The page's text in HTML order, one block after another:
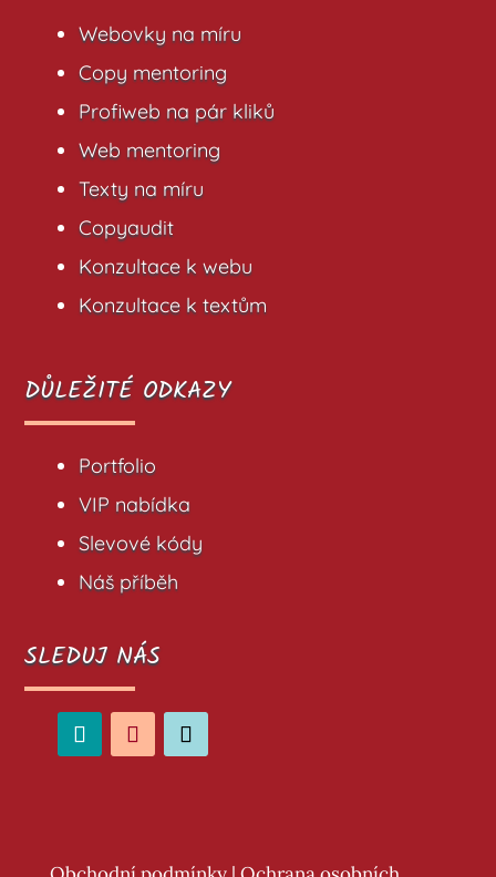
Webovky na míru
Copy mentoring
Profiweb na pár kliků
Web mentoring
Texty na míru
Copyaudit
Konzultace k webu
Konzultace k textům
DŮLEŽITÉ ODKAZY
Portfolio
VIP nabídka
Slevové kódy
Náš příběh
SLEDUJ NÁS